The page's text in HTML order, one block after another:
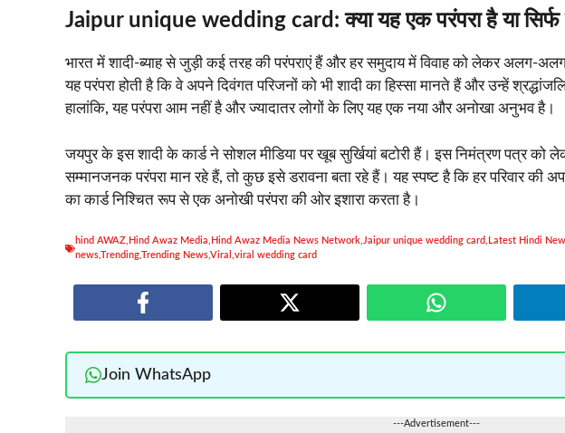
Jaipur unique wedding card:क्या यह एक परंपरा है या
भारत में शादी-ब्याह से जुड़ी कई तरह की परंपराएं हैं और हर समुदाय में विवाह को लेकर अलग-अलग
यह परंपरा होती है कि वे अपने दिवंगत परिजनों को भी शादी का हिस्सा मानते हैं और उन्हें
हालांकि, यह परंपरा आम नहीं है और ज्यादातर लोगों के लिए यह एक नया और अनोखा अनुभव है।
जयपुर के इस शादी के कार्ड ने सोशल मीडिया पर खूब सुर्खियां बटोरी हैं। इस निमंत्रण पत्र
सम्मानजनक परंपरा मान रहे हैं, तो कुछ इसे डरावना बता रहे हैं। यह स्पष्ट है कि हर परिवार की
का कार्ड निश्चित रूप से एक अनोखी परंपरा की ओर इशारा करता है।
hind AWAZ, Hind Awaz Media, Hind Awaz Media News Network,Jaipur unique wedding card, Latest Hindi
news,Trending,Trending News,Viral ,viral wedding card
Join WhatsApp
---Advertisement---